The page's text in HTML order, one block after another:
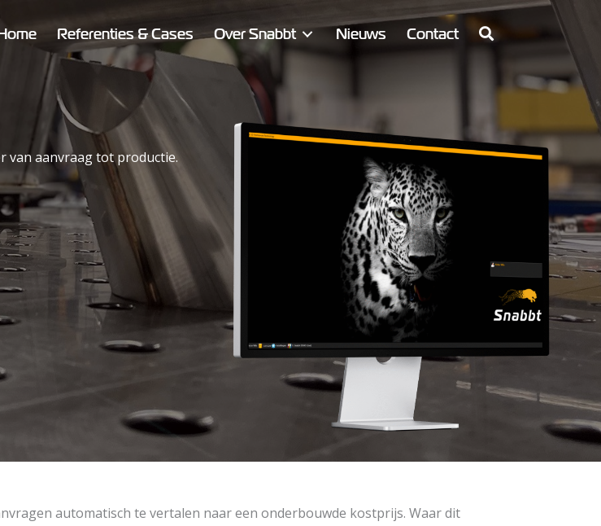
Referenties & Cases Over Snabbt Nieuws Contact
van aanvraag tot productie.
automatisch te vertalen naar een onderbouwde kostprijs. Waar dit